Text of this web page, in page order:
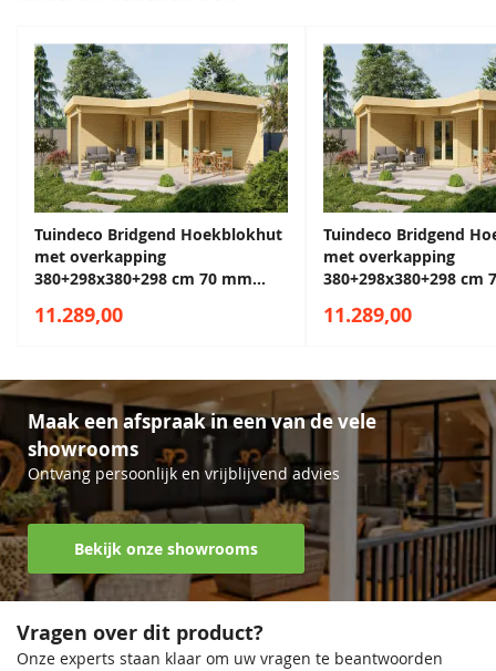
Tuindeco Bridgend Hoekblokhut
met overkapping
380+298x380+298 cm 70 mm
11.289,00
Tuindeco Bridgend
met overkapping
380+298x380+298 cm
11.289,00
Maak een afspraak in een van de vele
showrooms
Ontvang persoonlijk en vrijblijvend advies
Bekijk onze showrooms
Vragen over dit product?
Onze experts staan klaar om uw vragen te beantwoorden